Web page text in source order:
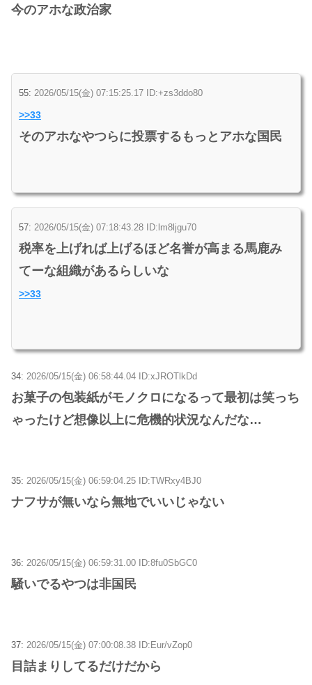
今のアホな政治家
55: 2026/05/15(金) 07:15:25.17 ID:+zs3ddo80
>>33
そのアホなやつらに投票するもっとアホな国民
57: 2026/05/15(金) 07:18:43.28 ID:lm8ljgu70
税率を上げれば上げるほど名誉が高まる馬鹿み
てーな組織があるらしいな
>>33
34: 2026/05/15(金) 06:58:44.04 ID:xJROTlkDd
お菓子の包装紙がモノクロになるって最初は笑っち
ゃったけど想像以上に危機的状況なんだな…
35: 2026/05/15(金) 06:59:04.25 ID:TWRxy4BJ0
ナフサが無いなら無地でいいじゃない
36: 2026/05/15(金) 06:59:31.00 ID:8fu0SbGC0
騒いでるやつは非国民
37: 2026/05/15(金) 07:00:08.38 ID:Eur/vZop0
目詰まりしてるだけだから